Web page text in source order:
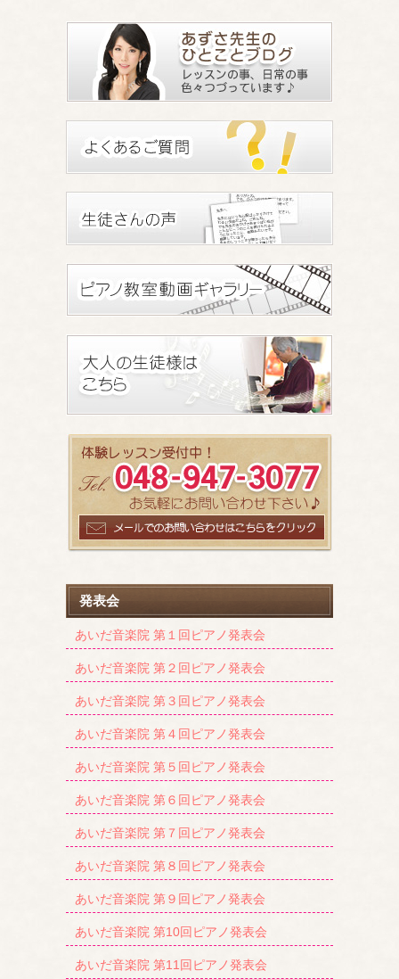
発表会
あいだ音楽院 第１回ピアノ発表会
あいだ音楽院 第２回ピアノ発表会
あいだ音楽院 第３回ピアノ発表会
あいだ音楽院 第４回ピアノ発表会
あいだ音楽院 第５回ピアノ発表会
あいだ音楽院 第６回ピアノ発表会
あいだ音楽院 第７回ピアノ発表会
あいだ音楽院 第８回ピアノ発表会
あいだ音楽院 第９回ピアノ発表会
あいだ音楽院 第10回ピアノ発表会
あいだ音楽院 第11回ピアノ発表会